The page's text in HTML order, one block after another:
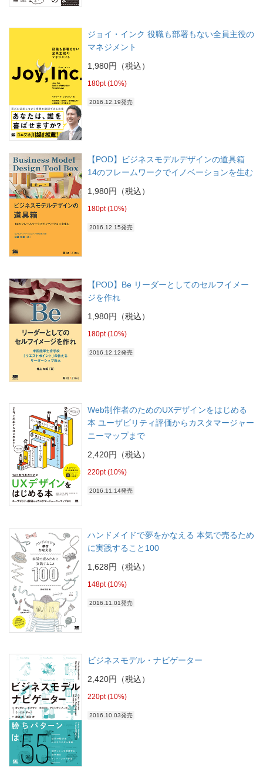
ジョイ・インク 役職も部署もない全員主役の
マネジメント
1,980円（税込）
180pt (10%)
2016.12.19発売
【POD】ビジネスモデルデザインの道具箱
14のフレームワークでイノベーションを生む
1,980円（税込）
180pt (10%)
2016.12.15発売
【POD】Be リーダーとしてのセルフイメー
ジを作れ
1,980円（税込）
180pt (10%)
2016.12.12発売
Web制作者のためのUXデザインをはじめる
本 ユーザビリティ評価からカスタマージャー
ニーマップまで
2,420円（税込）
220pt (10%)
2016.11.14発売
ハンドメイドで夢をかなえる 本気で売るため
に実践すること100
1,628円（税込）
148pt (10%)
2016.11.01発売
ビジネスモデル・ナビゲーター
2,420円（税込）
220pt (10%)
2016.10.03発売